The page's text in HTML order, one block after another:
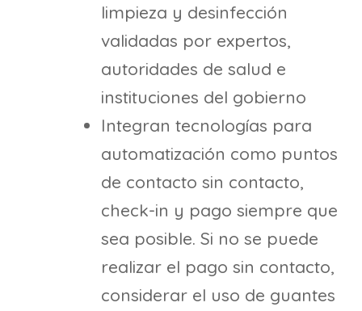
limpieza y desinfección
validadas por expertos,
autoridades de salud e
instituciones del gobierno
Integran tecnologías para
automatización como puntos
de contacto sin contacto,
check-in y pago siempre que
sea posible. Si no se puede
realizar el pago sin contacto,
considerar el uso de guantes